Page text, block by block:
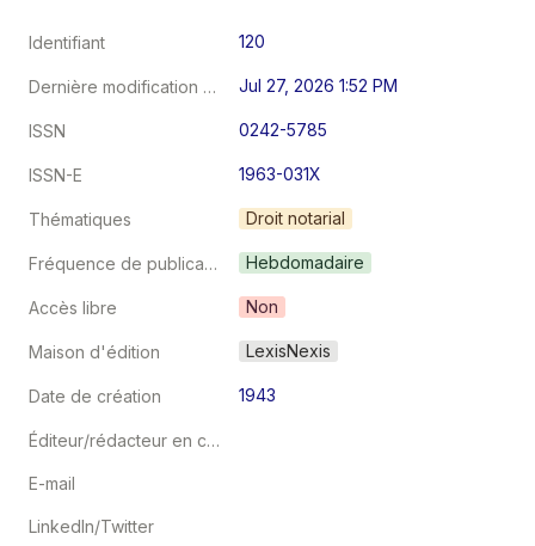
Identifiant 120
Dernière modification au Jul 27, 2026 1:52 PM
ISSN 0242-5785
ISSN-E 1963-031X
Thématiques Droit notarial
Fréquence de publication Hebdomadaire
Accès libre Non
Maison d'édition LexisNexis
Date de création 1943
Éditeur/rédacteur en chef
E-mail
LinkedIn/Twitter